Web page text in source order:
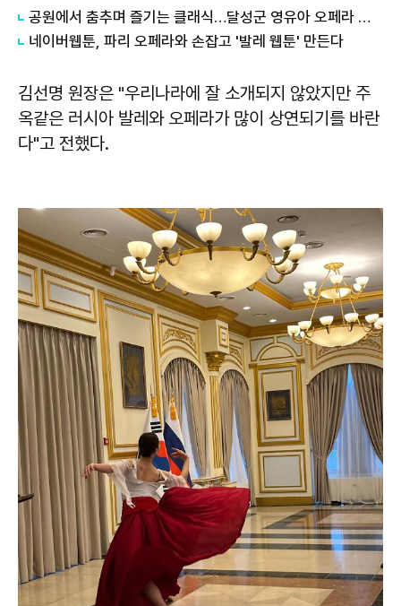
공원에서 춤추며 즐기는 클래식…달성군 영유아 오페라 성료
네이버웹툰, 파리 오페라와 손잡고 '발레 웹툰' 만든다
김선명 원장은 "우리나라에 잘 소개되지 않았지만 주
옥같은 러시아 발레와 오페라가 많이 상연되기를 바란
다"고 전했다.